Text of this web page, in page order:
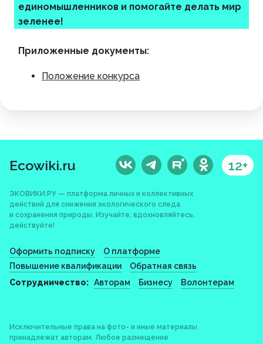
единомышленников и помогайте делать мир
зеленее!
Приложенные документы:
Положение конкурса
Ecowiki.ru 12+
ЭКОВИКИ.РУ — платформа личных и коллективных
действий для снижения экологического следа
и сохранения природы. Изучайте, вдохновляйтесь,
действуйте!
Оформить подписку
О платформе
Повышение квалификации
Обратная связь
Сотрудничество: Авторам Бизнесу Волонтерам
Исключительные права на фото- и иные материалы
принадлежат авторам. Любое размещение